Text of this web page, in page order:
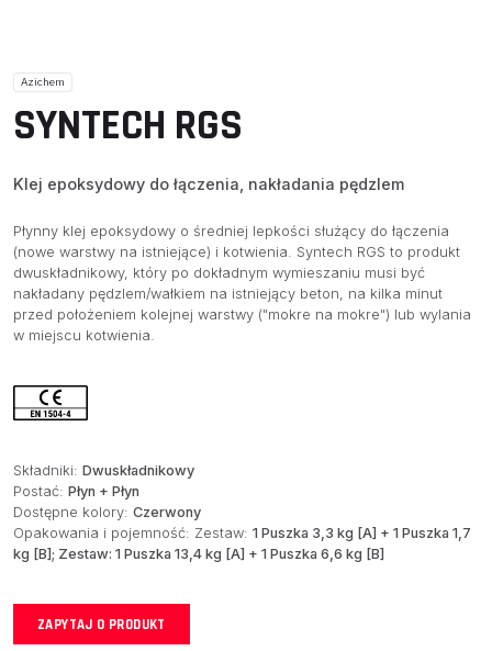
Azichem
SYNTECH RGS
Klej epoksydowy do łączenia, nakładania pędzlem
Płynny klej epoksydowy o średniej lepkości służący do łączenia
(nowe warstwy na istniejące) i kotwienia. Syntech RGS to produkt
dwuskładnikowy, który po dokładnym wymieszaniu musi być
nakładany pędzlem/wałkiem na istniejący beton, na kilka minut
przed położeniem kolejnej warstwy ("mokre na mokre") lub wylania
w miejscu kotwienia.
Składniki: Dwuskładnikowy
Postać: Płyn + Płyn
Dostępne kolory: Czerwony
Opakowania i pojemność: Zestaw: 1 Puszka 3,3 kg [A] + 1 Puszka 1,7
kg [B]; Zestaw: 1 Puszka 13,4 kg [A] + 1 Puszka 6,6 kg [B]
ZAPYTAJ O PRODUKT